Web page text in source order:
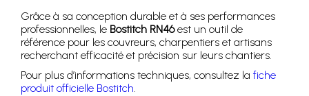
Grâce à sa conception durable et à ses performances
professionnelles, le Bostitch RN46est un outil de
référence pour les couvreurs, charpentiers et artisans
recherchant efficacité et précision sur leurs chantiers.
Pour plus d’informations techniques, consultez la fiche
produit officielle Bostitch.